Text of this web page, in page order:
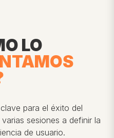
LO
para el éxito del
sesiones a definir la
de usuario.